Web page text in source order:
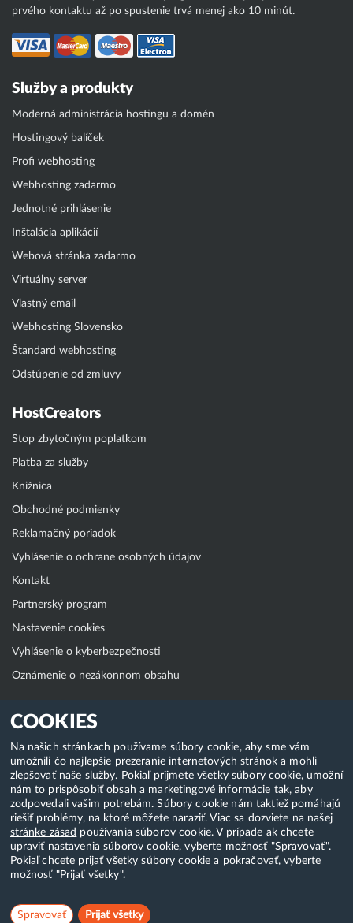
COOKIES
Na našich stránkach používame súbory cookie, aby sme vám
umožnili čo najlepšie prezeranie internetových stránok a mohli
zlepšovať naše služby. Pokiaľ prijmete všetky súbory cookie, umožní
nám to prispôsobiť obsah a marketingové informácie tak, aby
zodpovedali vašim potrebám. Súbory cookie nám taktiež pomáhajú
riešiť problémy, na ktoré môžete naraziť. Viac sa dozviete na našej
stránke zásad používania súborov cookie. V prípade ak chcete
upraviť nastavenia súborov cookie, vyberte možnosť "Spravovať".
Pokiaľ chcete prijať všetky súbory cookie a pokračovať, vyberte
možnosť "Prijať všetky".
Spravovať Prijať všetky
prvého kontaktu až po spustenie trvá menej ako 10 minút.
Služby a produkty
Moderná administrácia hostingu a domén
Hostingový balíček
Profi webhosting
Webhosting zadarmo
Jednotné prihlásenie
Inštalácia aplikácií
Webová stránka zadarmo
Virtuálny server
Vlastný email
Webhosting Slovensko
Štandard webhosting
Odstúpenie od zmluvy
HostCreators
Stop zbytočným poplatkom
Platba za služby
Knižnica
Obchodné podmienky
Reklamačný poriadok
Vyhlásenie o ochrane osobných údajov
Kontakt
Partnerský program
Nastavenie cookies
Vyhlásenie o kyberbezpečnosti
Oznámenie o nezákonnom obsahu
Klientská zóna
WebAdmin
WebMail
Zmena hesla (E-mail, FTP, SSH)
Webhosting
Domény
Copyright & 2018-2026 HostCreators. Všetky práva vyhradené